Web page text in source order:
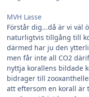
MVH Lasse
Förstår dig...då är vi väl
naturligtvis tillgång till
därmed har ju den
men får inte all CO2
nyttja korallens bildade
bidrager till
att eftersom en korall